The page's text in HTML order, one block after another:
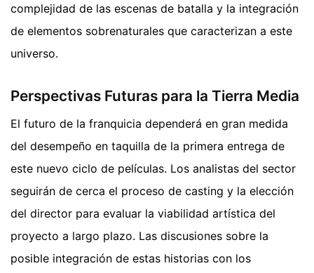
complejidad de las escenas de batalla y la integración
de elementos sobrenaturales que caracterizan a este
universo.
Perspectivas Futuras para la Tierra Media
El futuro de la franquicia dependerá en gran medida
del desempeño en taquilla de la primera entrega de
este nuevo ciclo de películas. Los analistas del sector
seguirán de cerca el proceso de casting y la elección
del director para evaluar la viabilidad artística del
proyecto a largo plazo. Las discusiones sobre la
posible integración de estas historias con los